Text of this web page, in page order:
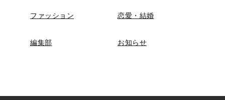
ファッション 恋愛・結婚
編集部 お知らせ